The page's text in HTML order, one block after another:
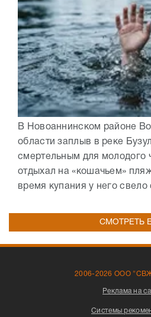
В Новоаннинском районе
области заплыв в реке
смертельным для молодого
отдыхал на «кошачьем»
время купания у него свело
СМОТРЕТЬ
2006-2026 ООО
Реклама на
Системы